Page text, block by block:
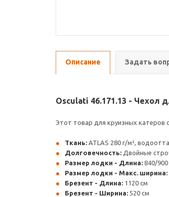
Описание Задать
Osculati 46.171.13 - Чехол
Этот товар для круизных катеров
Ткань: ATLAS 280 г/м²,
Долговечность: Двойные
Размер лодки - Длина: 840/900
Размер лодки - Макс. ширина:
Брезент - Длина: 1120 см
Брезент - Ширина: 520 см